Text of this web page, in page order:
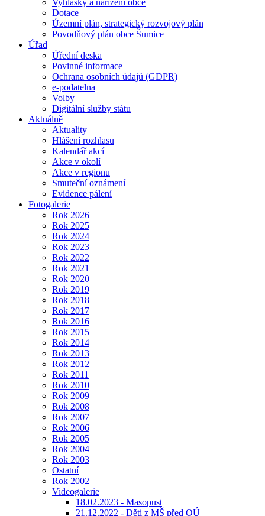
Vyhlášky a nařízení obce
Dotace
Územní plán, strategický rozvojový plán
Povodňový plán obce Šumice
Úřad
Úřední deska
Povinné informace
Ochrana osobních údajů (GDPR)
e-podatelna
Volby
Digitální služby státu
Aktuálně
Aktuality
Hlášení rozhlasu
Kalendář akcí
Akce v okolí
Akce v regionu
Smuteční oznámení
Evidence pálení
Fotogalerie
Rok 2026
Rok 2025
Rok 2024
Rok 2023
Rok 2022
Rok 2021
Rok 2020
Rok 2019
Rok 2018
Rok 2017
Rok 2016
Rok 2015
Rok 2014
Rok 2013
Rok 2012
Rok 2011
Rok 2010
Rok 2009
Rok 2008
Rok 2007
Rok 2006
Rok 2005
Rok 2004
Rok 2003
Ostatní
Rok 2002
Videogalerie
18.02.2023 - Masopust
21.12.2022 - Děti z MŠ před OÚ